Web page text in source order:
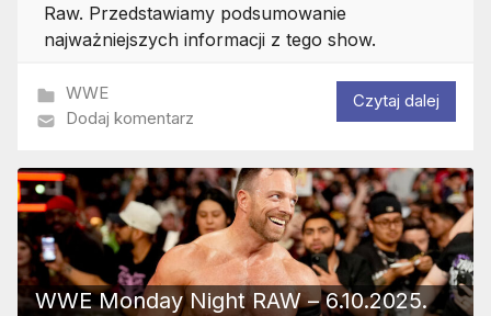
Raw. Przedstawiamy podsumowanie
najważniejszych informacji z tego show.
WWE
Dodaj komentarz
Czytaj dalej
WWE Monday Night RAW – 6.10.2025.